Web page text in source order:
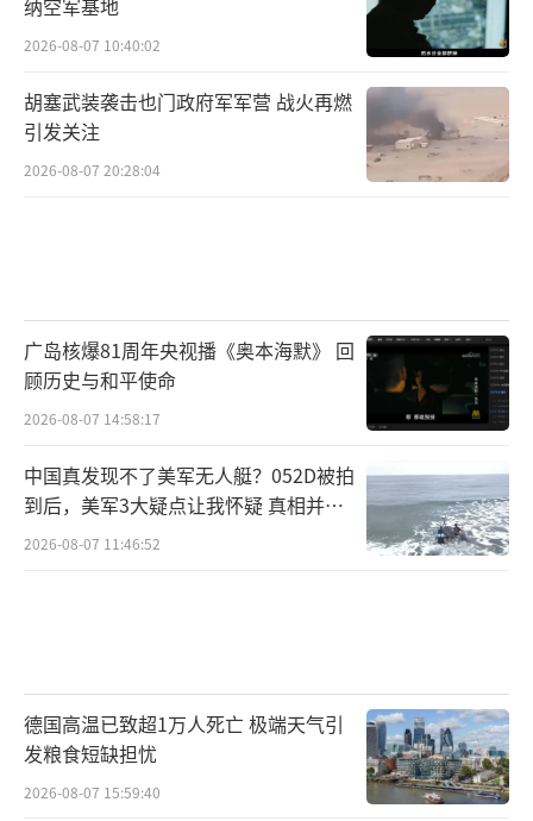
纳空军基地
2026-08-07 10:40:02
胡塞武装袭击也门政府军军营 战火再燃
引发关注
2026-08-07 20:28:04
广岛核爆81周年央视播《奥本海默》 回
顾历史与和平使命
2026-08-07 14:58:17
中国真发现不了美军无人艇？052D被拍
到后，美军3大疑点让我怀疑 真相并非
如此
2026-08-07 11:46:52
德国高温已致超1万人死亡 极端天气引
发粮食短缺担忧
2026-08-07 15:59:40